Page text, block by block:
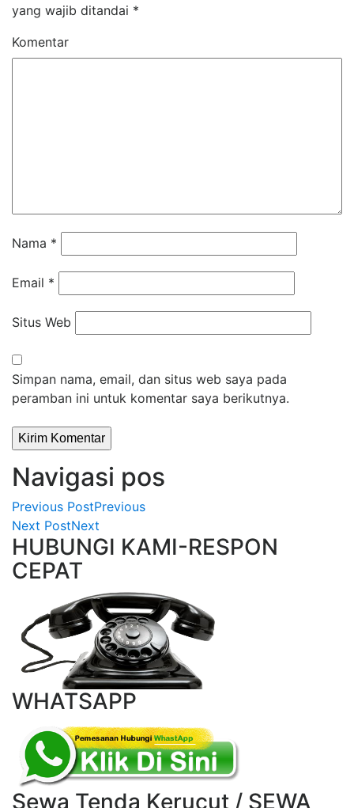
yang wajib ditandai *
Komentar
Nama *
Email *
Situs Web
Simpan nama, email, dan situs web saya pada
peramban ini untuk komentar saya berikutnya.
Navigasi pos
Previous PostPrevious
Next PostNext
HUBUNGI KAMI-RESPON
CEPAT
WHATSAPP
Sewa Tenda Kerucut / SEWA